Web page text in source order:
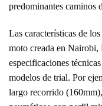
predominantes caminos
Las características de
moto creada en Nairobi,
especificaciones
modelos de trial. Por
largo recorrido